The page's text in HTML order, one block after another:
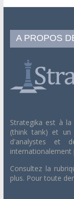
A PROPOS
Strategika est à
(think tank) et un
d'analystes et
internationalement
Consultez la
plus. Pour toute